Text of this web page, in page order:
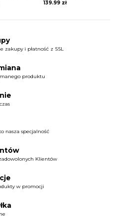
139.99 zł
i płatność z SSL
produktu
nasza specjalność
Klientów
w promocji